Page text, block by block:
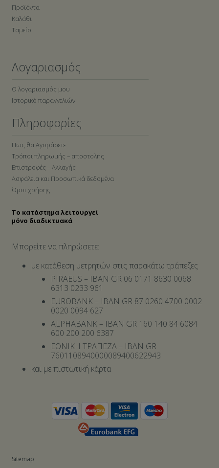
Προϊόντα
Καλάθι
Ταμείο
Λογαριασμός
Ο λογαριασμός μου
Ιστορικό παραγγελιών
Πληροφορίες
Πως θα Αγοράσετε
Τρόποι πληρωμής – αποστολής
Επιστροφές – Αλλαγής
Ασφάλεια και Προσωπικά δεδομένα
Όροι χρήσης
Το κατάστημα λειτουργεί
μόνο διαδικτυακά
Μπορείτε να πληρώσετε:
με κατάθεση μετρητών στις παρακάτω τράπεζες
PIRAEUS – IBAN GR 06 0171 8630 0068
6313 0233 961
EUROBANK – IBAN GR 87 0260 4700 0002
0020 0094 627
ALPHABANK – IBAN GR 160 140 84 6084
600 200 200 6387
ΕΘΝΙΚΗ ΤΡΑΠΕΖΑ – IBAN GR
7601108940000089400622943
και με πιστωτική κάρτα
Sitemap